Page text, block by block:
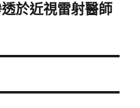
於近視雷射醫師